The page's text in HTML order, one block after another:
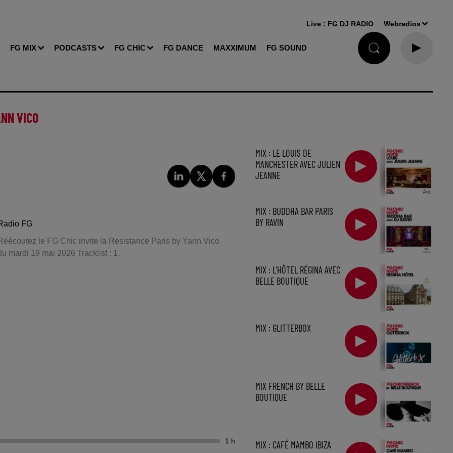
FG MIX PODCASTS FG CHIC FG DANCE MAXXIMUM FG SOUND
Live : FG DJ RADIO Webradios
VICO
FG
le FG Chic invite la Resistance Paris by Yann Vico
mardi 19 mai 2026 Tracklist : 1.
1 h
MIX : LE LOUIS DE
MANCHESTER AVEC JULIEN
JEANNE
MIX : BUDDHA BAR PARIS
BY RAVIN
MIX : L'HÔTEL RÉGINA AVEC
BELLE BOUTIQUE
MIX : GLITTERBOX
MIX FRENCH BY BELLE
BOUTIQUE
MIX : CAFÉ MAMBO IBIZA